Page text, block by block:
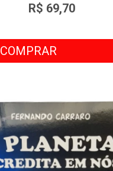
R$ 69,70
COMPRAR